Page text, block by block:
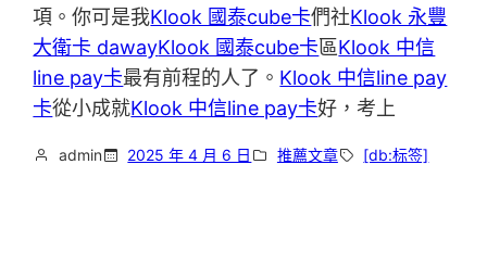
項。你可是我Klook 國泰cube卡們社Klook 永豐
大衛卡 dawayKlook 國泰cube卡區Klook 中信
line pay卡最有前程的人了。 Klook 中信line pay
卡從小成就Klook 中信line pay卡好，考上
admin 2025 年 4 月 6 日 推薦文章 [db:标签]